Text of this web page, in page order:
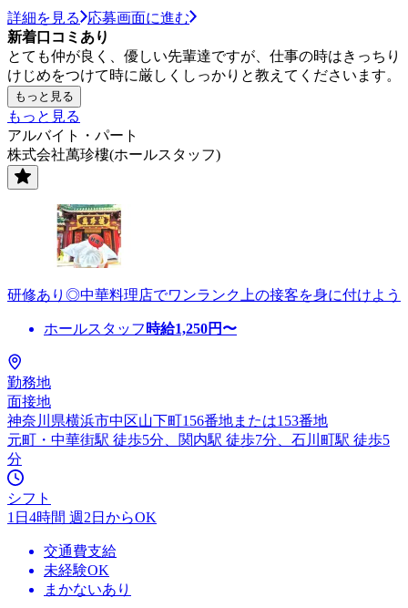
詳細を見る
応募画面に進む
新着口コミあり
とても仲が良く、優しい先輩達ですが、仕事の時はきっちり
けじめをつけて時に厳しくしっかりと教えてくださいます。
もっと見る
もっと見る
アルバイト・パート
株式会社萬珍樓(ホールスタッフ)
研修あり◎中華料理店でワンランク上の接客を身に付けよう
ホールスタッフ 時給1,250円〜
勤務地
面接地
神奈川県横浜市中区山下町156番地または153番地
元町・中華街駅 徒歩5分、関内駅 徒歩7分、石川町駅 徒歩5
分
シフト
1日4時間 週2日からOK
交通費支給
未経験OK
まかないあり